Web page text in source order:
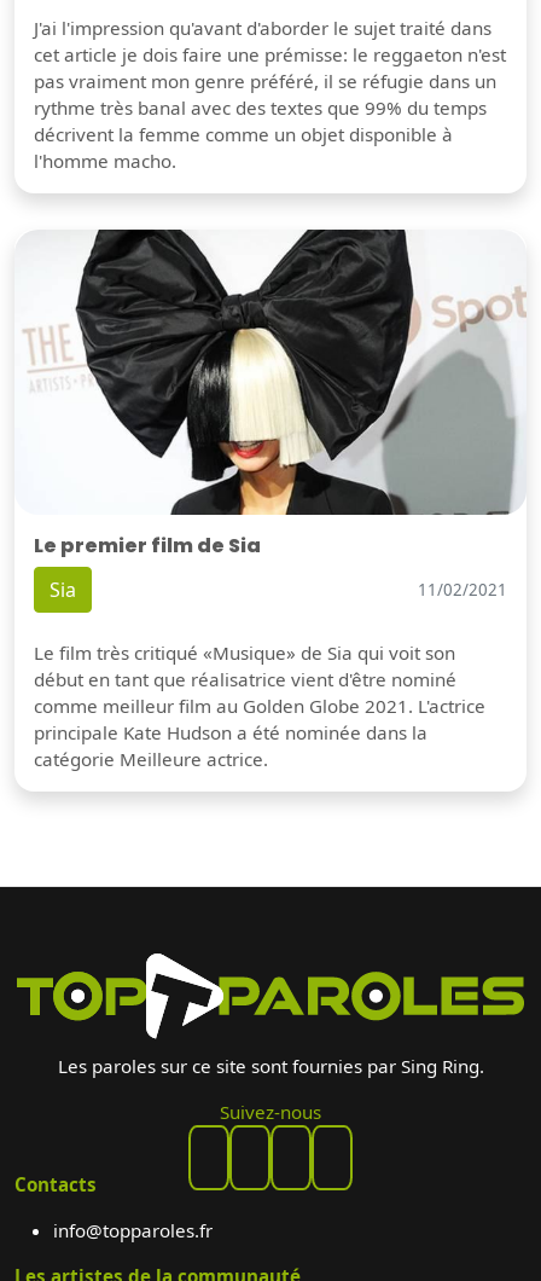
J'ai l'impression qu'avant d'aborder le sujet traité dans
cet article je dois faire une prémisse: le reggaeton n'est
pas vraiment mon genre préféré, il se réfugie dans un
rythme très banal avec des textes que 99% du temps
décrivent la femme comme un objet disponible à
l'homme macho.
Le premier film de Sia
Sia 11/02/2021
Le film très critiqué «Musique» de Sia qui voit son
début en tant que réalisatrice vient d'être nominé
comme meilleur film au Golden Globe 2021. L'actrice
principale Kate Hudson a été nominée dans la
catégorie Meilleure actrice.
Les paroles sur ce site sont fournies par Sing Ring.
Suivez-nous
Contacts
info@topparoles.fr